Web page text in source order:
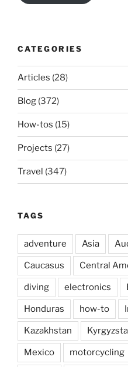
CATEGORIES
Articles (28)
Blog (372)
How-tos (15)
Projects (27)
Travel (347)
TAGS
adventure Asia
Caucasus Central
diving electronics
Honduras how-to
Kazakhstan
Mexico motorcycling